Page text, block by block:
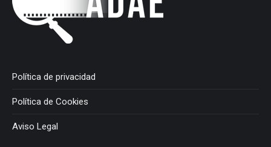
Política de privacidad
Política de Cookies
Aviso Legal